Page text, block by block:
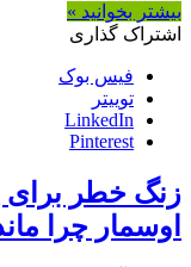
بیشتر بخوانید »
اشتراک گذاری
فیس بوک
توییتر
LinkedIn
Pinterest
زنگ خطر برای
اوسمار چرا